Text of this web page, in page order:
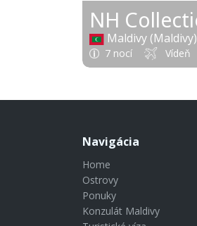
Maldivy (Maldivy)
7 nocí Vídeň
Navigácia
Home
Ostrovy
Ponuky
Konzulát Maldivy